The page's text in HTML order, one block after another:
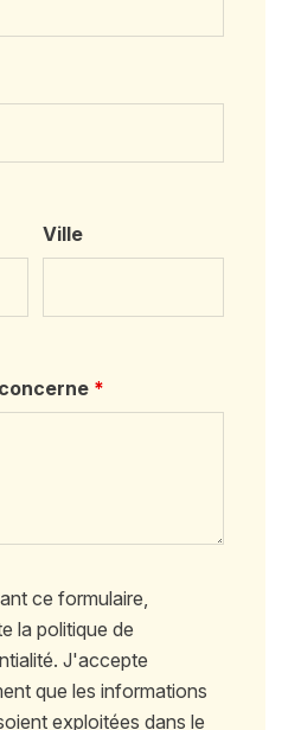
Ville
*
ce formulaire,
la politique de
J'accepte
que les informations
exploitées dans le